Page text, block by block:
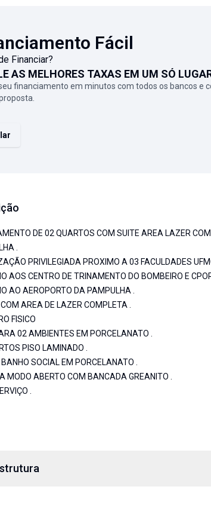
Fácil
Financiar?
AS MELHORES TAXAS EM UM SÓ
financiamento em minutos com todos os bancos e
DE 02 QUARTOS COM SUITE AREA LAZER
.
PRIVILEGIADA PROXIMO A 03 FACULDADES
AOS CENTRO DE TRINAMENTO DO BOMBEIRO E
AO AEROPORTO DA PAMPULHA .
COM AREA DE LAZER COMPLETA .
FISICO
02 AMBIENTES EM PORCELANATO .
PISO LAMINADO .
SOCIAL EM PORCELANATO .
MODO ABERTO COM BANCADA GREANITO .
.